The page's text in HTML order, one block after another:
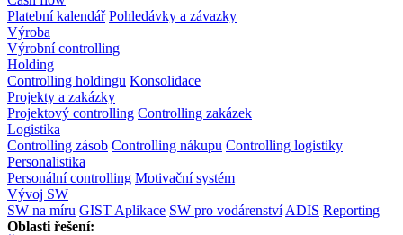
Platební kalendář Pohledávky a závazky
Výroba
Výrobní controlling
Holding
Controlling holdingu Konsolidace
Projekty a zakázky
Projektový controlling Controlling zakázek
Logistika
Controlling zásob Controlling nákupu Controlling logistiky
Personalistika
Personální controlling Motivační systém
Vývoj SW
SW na míru GIST Aplikace SW pro vodárenství ADIS Reporting
Oblasti řešení: